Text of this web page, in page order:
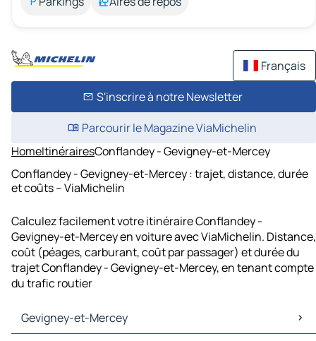
Français
S'inscrire à notre Newsletter
Parcourir le Magazine ViaMichelin
HomeItinérairesConflandey - Gevigney-et-Mercey
Conflandey - Gevigney-et-Mercey : trajet, distance, durée
et coûts – ViaMichelin
Calculez facilement votre itinéraire Conflandey -
Gevigney-et-Mercey en voiture avec ViaMichelin. Distance,
coût (péages, carburant, coût par passager) et durée du
trajet Conflandey - Gevigney-et-Mercey, en tenant compte
du trafic routier
Gevigney-et-Mercey